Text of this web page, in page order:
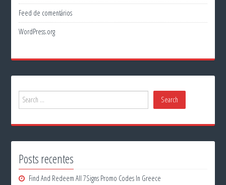
Feed de comentários
WordPress.org
Posts recentes
Find And Redeem All 7Signs Promo Codes In Greece